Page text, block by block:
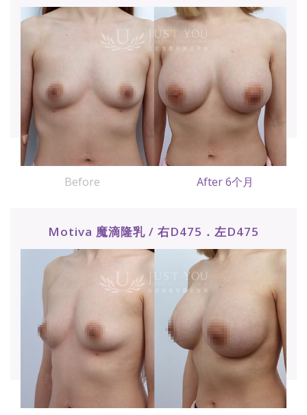
Before After 6个月
Motiva 魔滴隆乳 / 右D475．左D475